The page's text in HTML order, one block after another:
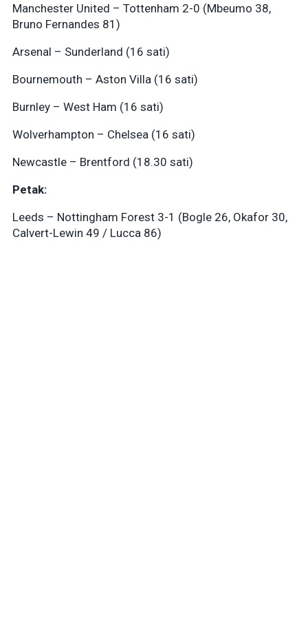
Manchester United – Tottenham 2-0 (Mbeumo 38,
Bruno Fernandes 81)
Arsenal – Sunderland (16 sati)
Bournemouth – Aston Villa (16 sati)
Burnley – West Ham (16 sati)
Wolverhampton – Chelsea (16 sati)
Newcastle – Brentford (18.30 sati)
Petak:
Leeds – Nottingham Forest 3-1 (Bogle 26, Okafor 30,
Calvert-Lewin 49 / Lucca 86)